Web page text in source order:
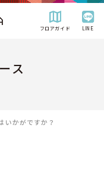
フロアガイド LINE
ス
いかがですか？